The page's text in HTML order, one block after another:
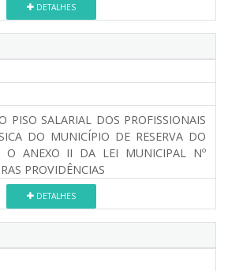
DETALHES
PISO SALARIAL DOS PROFISSIONAIS
DO MUNICÍPIO DE RESERVA DO
O ANEXO II DA LEI MUNICIPAL Nº
PROVIDÊNCIAS
DETALHES